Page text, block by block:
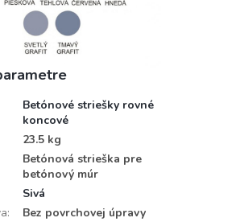
Betónové striešky rovné
koncové
23.5 kg
Betónová strieška pre
betónový múr
Sivá
:
Bez povrchovej úpravy